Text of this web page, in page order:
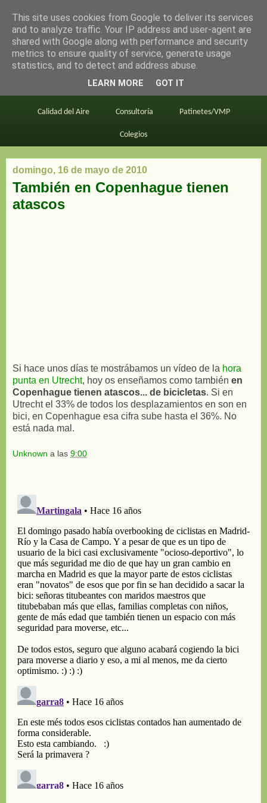
en bici por madrid
Este blog BiciMAD Primeros consejos
Calidad del Aire Consultoría Patinetes/VMP
Colegios
domingo, 16 de mayo de 2010
También en Copenhague tienen
atascos
Si hace unos días te mostrábamos un vídeo de la hora
punta en Utrecht, hoy os enseñamos como también en
Copenhague tienen atascos... de bicicletas. Si en
Utrecht el 33% de todos los desplazamientos en son en
bici, en Copenhague esa cifra sube hasta el 36%. No
está nada mal.
Unknown a las 9:00
This site uses cookies from Google to deliver its services
and to analyze traffic. Your IP address and user-agent are
shared with Google along with performance and security
metrics to ensure quality of service, generate usage
statistics, and to detect and address abuse.
LEARN MORE GOT IT